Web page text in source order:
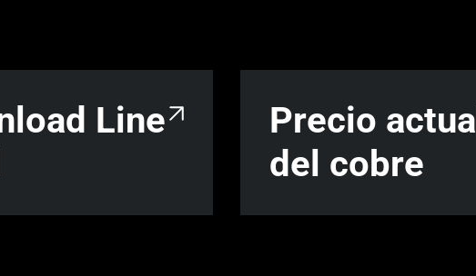
Line
Precio actual
del cobre